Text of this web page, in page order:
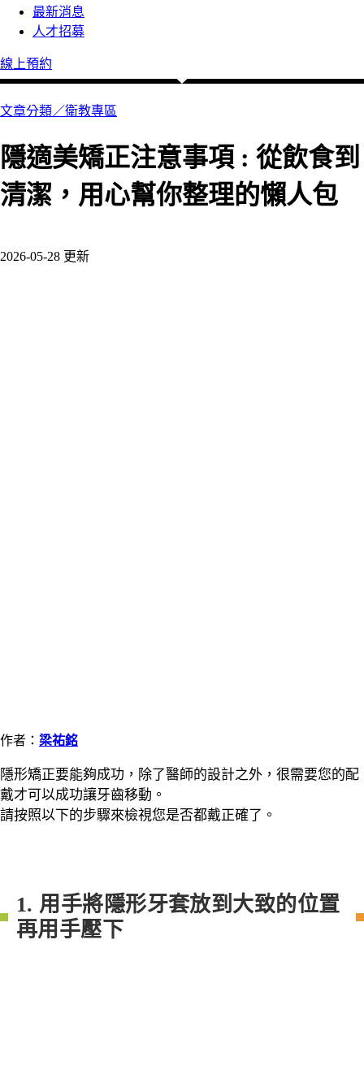
最新消息
人才招募
線上預約
文章分類／衛教專區
隱適美矯正注意事項 : 從飲食到
清潔，用心幫你整理的懶人包
2026-05-28 更新
作者： 梁祐銘
隱形矯正要能夠成功，除了醫師的設計之外，很需要您的配
戴才可以成功讓牙齒移動。
請按照以下的步驟來檢視您是否都戴正確了。
1. 用手將隱形牙套放到大致的位置
再用手壓下